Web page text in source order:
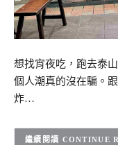
想找宵夜吃，跑去泰
個人潮真的沒在騙。
炸…
CONTINUE